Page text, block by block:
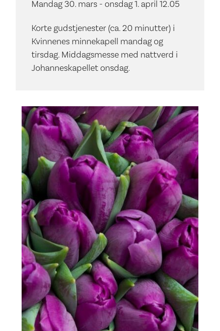
Mandag 30. mars - onsdag 1. april 12.05
Korte gudstjenester (ca. 20 minutter) i
Kvinnenes minnekapell mandag og
tirsdag. Middagsmesse med nattverd i
Johanneskapellet onsdag.